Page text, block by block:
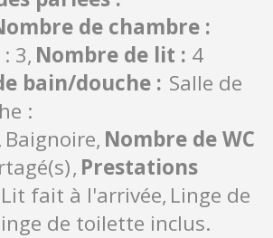
de chambre :
3 Nombre de lit : 4
bain/douche : Salle de
:
Baignoire Nombre de WC
Prestations
Lit fait à l'arrivée Linge de
de toilette inclus